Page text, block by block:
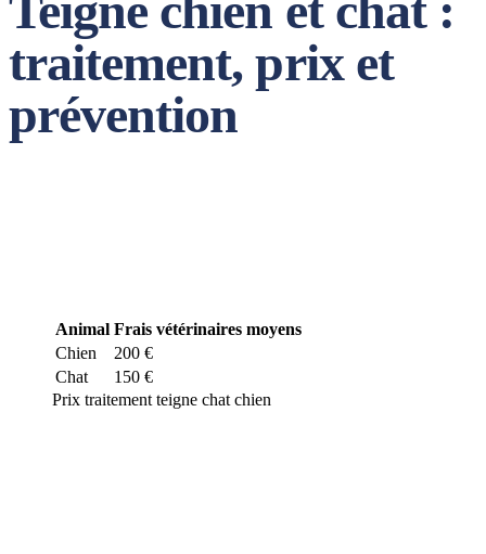
traitement, prix et
prévention
Animal Frais vétérinaires moyens
Chien
200 €
Chat
150 €
Prix traitement teigne chat chien